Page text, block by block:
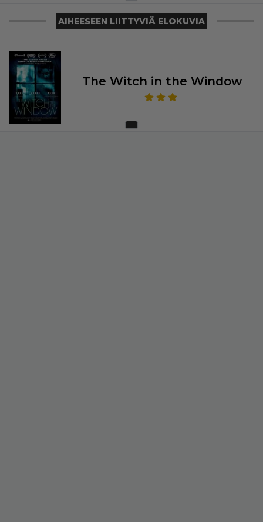
AIHEESEEN LIITTYVIÄ ELOKUVIA
The Witch in the Window